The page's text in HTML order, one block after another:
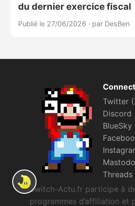
du dernier exercice fiscal
Publié le 27/06/2026 · par DesBen
Twitter
Discord
BlueSky
Threads
Switch-Actu.fr participe à
programmes d’affiliation et